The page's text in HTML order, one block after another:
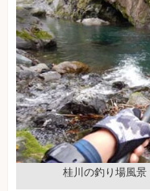
桂川の釣り場風景